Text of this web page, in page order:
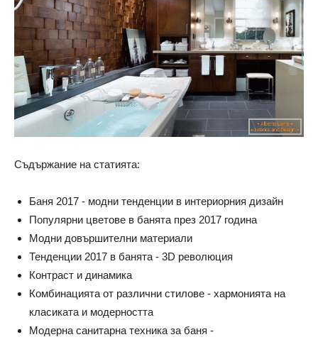
Съдържание на статията:
Баня 2017 - модни тенденции в интериорния дизайн
Популярни цветове в банята през 2017 година
Модни довършителни материали
Тенденции 2017 в банята - 3D революция
Контраст и динамика
Комбинацията от различни стилове - хармонията на
класиката и модерността
Модерна санитарна техника за баня -